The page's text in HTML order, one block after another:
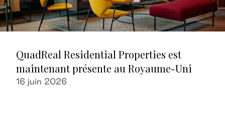
QuadReal Residential Properties est
maintenant présente au Royaume-Uni
16 juin 2026